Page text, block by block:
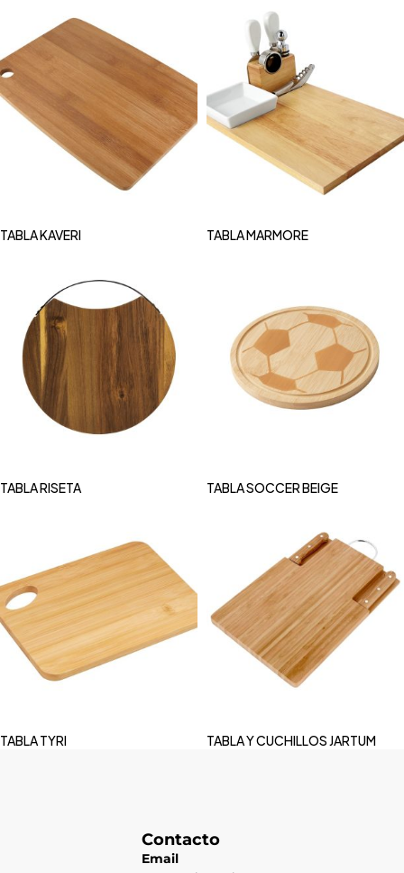
TABLA KAVERI TABLA MARMORE
TABLA RISETA TABLA SOCCER BEIGE
TABLA TYRI TABLA Y CUCHILLOS JARTUM
Contacto
Email